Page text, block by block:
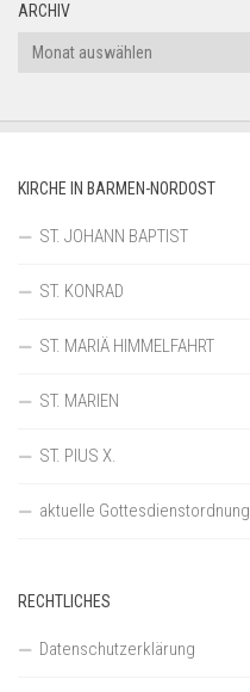
ARCHIV
Archiv
KIRCHE IN BARMEN-NORDOST
ST. JOHANN BAPTIST
ST. KONRAD
ST. MARIÄ HIMMELFAHRT
ST. MARIEN
ST. PIUS X.
aktuelle Gottesdienstordnung
RECHTLICHES
Datenschutzerklärung